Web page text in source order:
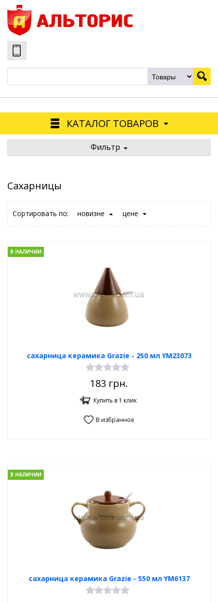
КАТАЛОГ ТОВАРОВ
Фильтр
Сахарницы
Сортировать по: новизне цене
сахарница керамика Grazie - 250 мл YM23073
В НАЛИЧИИ
183 грн.
Купить в 1 клик
В избранное
сахарница керамика Grazie - 550 мл YM6137
В НАЛИЧИИ